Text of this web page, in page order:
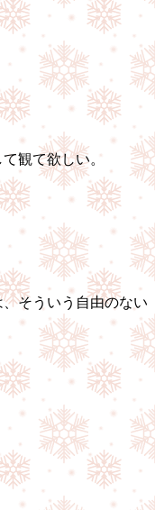
観て欲しい。
そういう自由のない